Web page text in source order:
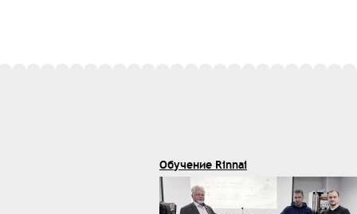
Обучение Rinnai